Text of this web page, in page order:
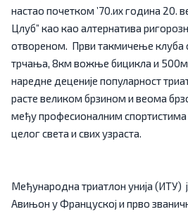
настао почетком ’70.их година 20.
Цлуб” као као алтернатива
отвореном. Први такмичење клуба
трчања, 8км вожње бицикла и
наредне деценије популарност
расте великом брзином и веома
међу професионалним
Међународна триатлон унија (ИТУ)
Авињон у Француској и прво